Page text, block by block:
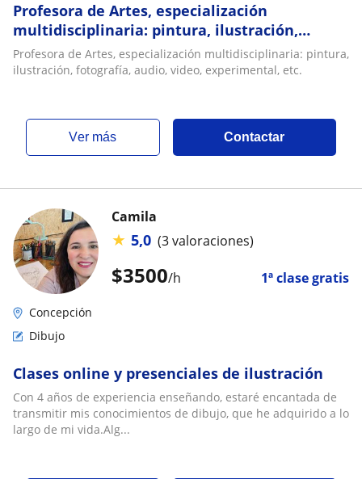
Profesora de Artes, especialización
multidisciplinaria: pintura, ilustración,
fotografía, audio, video, experimental, etc
Profesora de Artes, especialización multidisciplinaria: pintura,
ilustración, fotografía, audio, video, experimental, etc.
ver más Contactar
$3500/h 1ª clase gratis
Camila
★ 5,0 (3 valoraciones)
Concepción
Dibujo
Clases online y presenciales de ilustración
Con 4 años de experiencia enseñando, estaré encantada de
transmitir mis conocimientos de dibujo, que he adquirido a lo
largo de mi vida.Alg...